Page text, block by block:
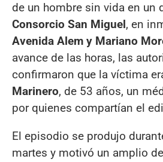
de un hombre sin vida en un
Consorcio San Miguel, en
Avenida Alem y Mariano
avance de las horas, las
confirmaron que la víctima
Marinero, de 53 años, un
por quienes compartían el
El episodio se produjo
martes y motivó un amplio